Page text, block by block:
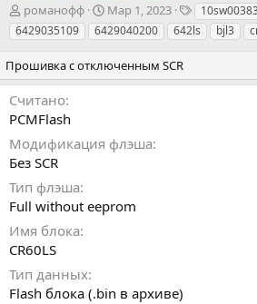
А
в
т
р
романофф
Д
а
т
с
а
н
Мар 1, 2023
Т
э
г
6429035109
6429040200 642ls bjl3
Прошивка с отключенным SCR
Считано
PCMFlash
Модификация флэша
Без SCR
Тип флэша
Full without eeprom
Имя блока
CR60LS
Тип данных
Flash блока (.bin в архиве)